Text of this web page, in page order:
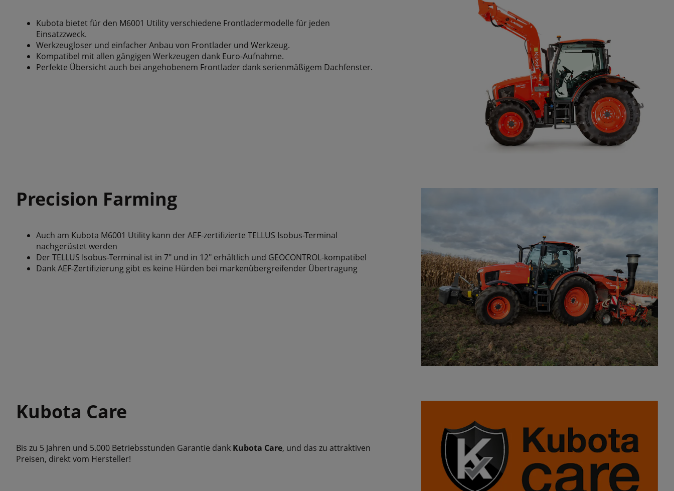
Kubota bietet für den M6001 Utility verschiedene Frontladermodelle für jeden
Einsatzzweck.
Werkzeugloser und einfacher Anbau von Frontlader und Werkzeug.
Kompatibel mit allen gängigen Werkzeugen dank Euro-Aufnahme.
Perfekte Übersicht auch bei angehobenem Frontlader dank serienmäßigem Dachfenster.
Precision Farming
Auch am Kubota M6001 Utility kann der AEF-zertifizierte TELLUS Isobus-Terminal
nachgerüstet werden
Der TELLUS Isobus-Terminal ist in 7" und in 12" erhältlich und GEOCONTROL-kompatibel
Dank AEF-Zertifizierung gibt es keine Hürden bei markenübergreifender Übertragung
Kubota Care
Bis zu 5 Jahren und 5.000 Betriebsstunden Garantie dank Kubota Care, und das zu attraktiven
Preisen, direkt vom Hersteller!